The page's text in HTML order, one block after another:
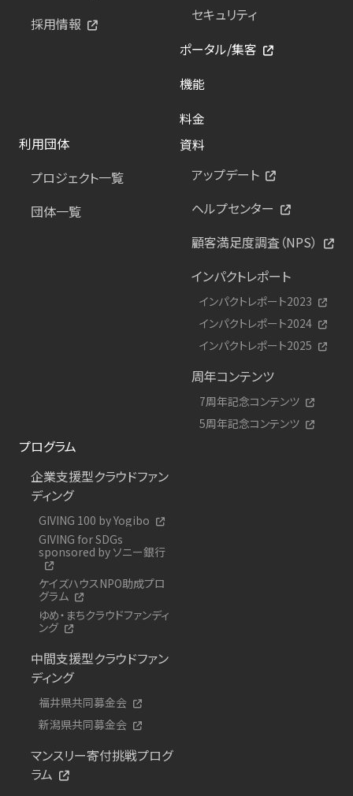
採用情報
セキュリティ
ポータル/集客
機能
料金
利用団体
プロジェクト一覧
団体一覧
資料
アップデート
ヘルプセンター
顧客満足度調査（NPS）
インパクトレポート
インパクトレポート2023
インパクトレポート2024
インパクトレポート2025
周年コンテンツ
7周年記念コンテンツ
5周年記念コンテンツ
プログラム
企業支援型クラウドファン
ディング
GIVING 100 by Yogibo
GIVING for SDGs
sponsored by ソニー銀行
ケイズハウスNPO助成プロ
グラム
ゆめ・まちクラウドファンディ
ング
中間支援型クラウドファン
ディング
福井県共同募金会
新潟県共同募金会
マンスリー寄付挑戦プログ
ラム